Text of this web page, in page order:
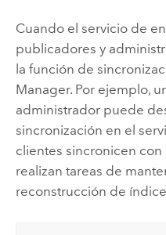
Cuando el servicio de
publicadores y
la función de
Manager. Por ejemplo,
administrador puede
sincronización en el
clientes sincronicen con
realizan tareas de
reconstrucción de